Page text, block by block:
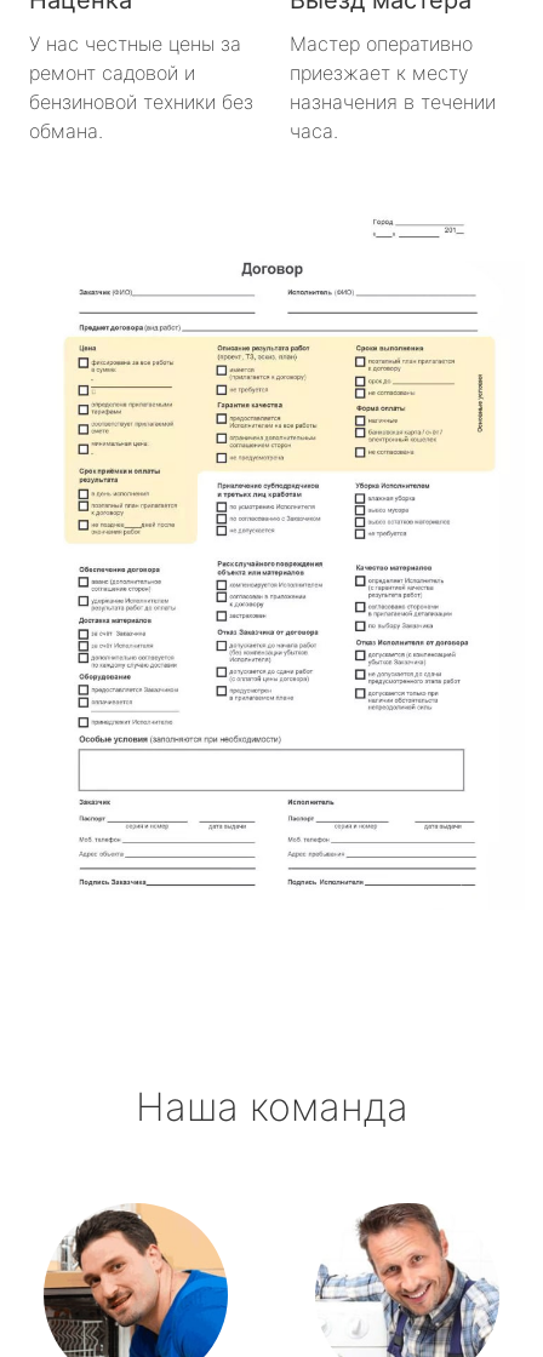
У нас честные цены за
ремонт садовой и
бензиновой техники без
обмана.
Мастер оперативно
приезжает к месту
назначения в течении
часа.
Наша команда